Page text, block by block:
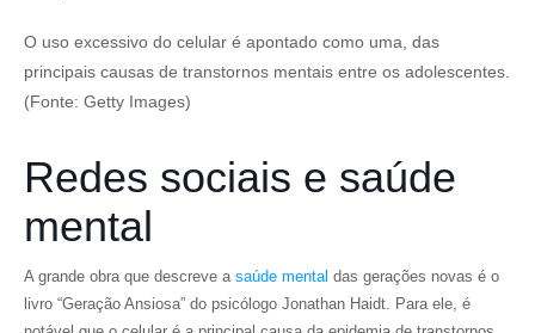
O uso excessivo do celular é apontado como uma, das
principais causas de transtornos mentais entre os adolescentes.
(Fonte: Getty Images)
Redes sociais e saúde
mental
A grande obra que descreve a saúde mental das gerações novas é o
livro “Geração Ansiosa” do psicólogo Jonathan Haidt. Para ele, é